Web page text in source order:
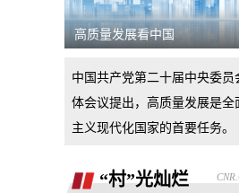
下手
汽车4s店诱导消费者
同，联合二手车商坑骗
小米17pro镜头起雾，
好问题，并且不换新，
汽车还不给退定金
高质量发展看中国
中国共产党第二十届中央委员
体会议提出，高质量发展是全
主义现代化国家的首要任务。
“村”光灿烂